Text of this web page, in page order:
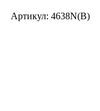
Артикул: 4638N(B)